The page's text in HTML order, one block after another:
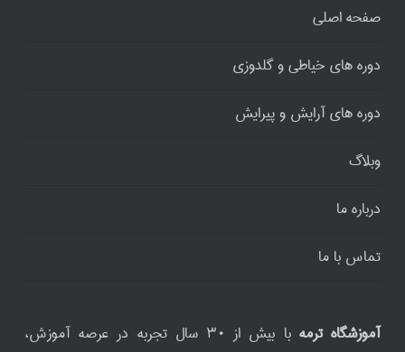
صفحه اصلی
دوره های خیاطی و گلدوزی
دوره های آرایش و پیرایش
وبلاگ
درباره ما
تماس با ما
آموزشگاه ترمه
با بیش از ۳۰ سال تجربه در عرصه آموزش،